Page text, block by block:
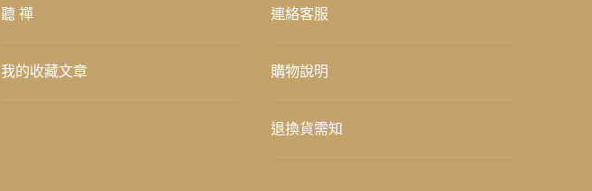
聽 禪
我的收藏文章
連絡客服
購物說明
退換貨需知